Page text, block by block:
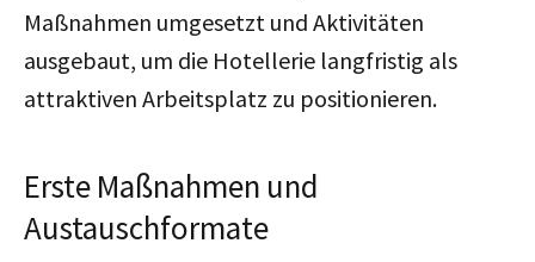
Maßnahmen umgesetzt und Aktivitäten
ausgebaut, um die Hotellerie langfristig als
attraktiven Arbeitsplatz zu positionieren.
Erste Maßnahmen und
Austauschformate